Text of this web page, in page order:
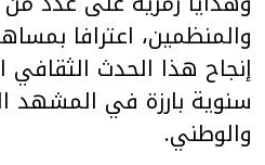
والمنظمين، اعترافا
إنجاح هذا الحدث
سنوية بارزة في المشهد
والوطني.